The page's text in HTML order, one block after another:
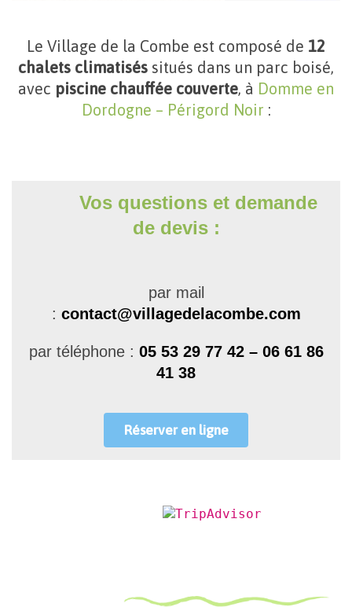
Le Village de la Combe est composé de 12
chalets climatisés situés dans un parc boisé,
avec piscine chauffée couverte, à Domme en
Dordogne – Périgord Noir :
Vos questions et demande
de devis :
par mail
: contact@villagedelacombe.com
par téléphone : 05 53 29 77 42 – 06 61 86
41 38
Réserver en ligne